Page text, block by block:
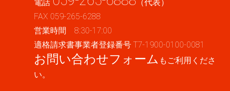
電話
（代表）
FAX 059-265-6288
営業時間 8:30-17:00
適格請求書事業者登録番号 T7-1900-0100-0081
お問い合わせフォーム もご利用くださ
い。